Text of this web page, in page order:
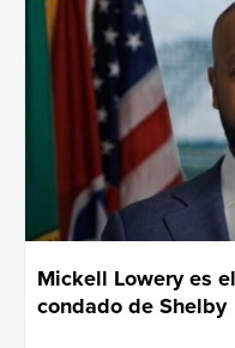
Mickell Lowery es
condado de Shelby